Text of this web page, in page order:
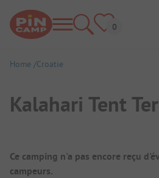
Home Croatie
Kalahari Tent
Aperçu du camping
Ce camping n'a pas encore reçu
campeurs.